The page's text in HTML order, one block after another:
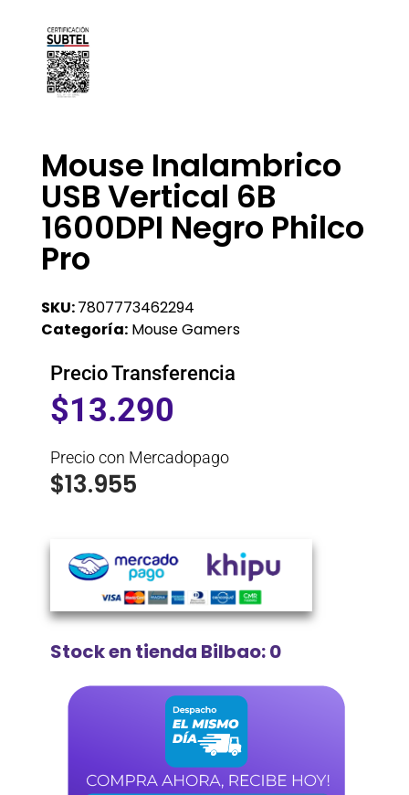
Mouse Inalambrico
USB Vertical 6B
1600DPI Negro Philco
Pro
SKU:7807773462294
Categoría: Mouse Gamers
Precio Transferencia
$13.290
Precio con Mercadopago
$13.955
Stock en tienda Bilbao: 0